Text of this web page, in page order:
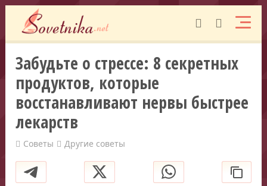
Забудьте о стрессе: 8 секретных
продуктов, которые
восстанавливают нервы быстрее
лекарств
Советы Другие советы